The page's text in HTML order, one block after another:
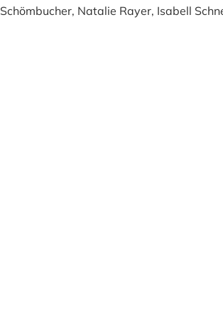
Schömbucher, Natalie Rayer, Isabell